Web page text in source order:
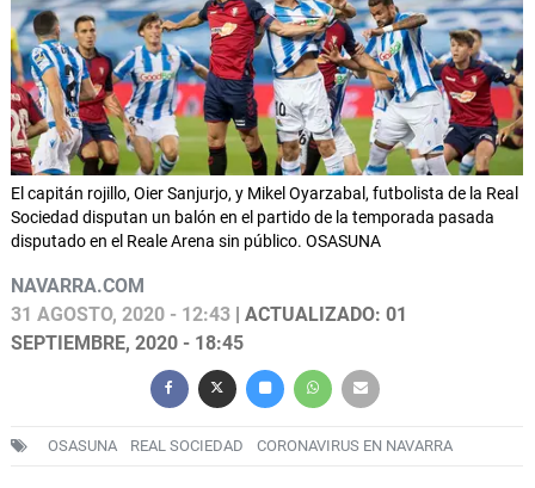
El capitán rojillo, Oier Sanjurjo, y Mikel Oyarzabal, futbolista de la Real
Sociedad disputan un balón en el partido de la temporada pasada
disputado en el Reale Arena sin público. OSASUNA
NAVARRA.COM
31 AGOSTO, 2020 - 12:43 | ACTUALIZADO: 01
SEPTIEMBRE, 2020 - 18:45
OSASUNA REAL SOCIEDAD CORONAVIRUS EN NAVARRA